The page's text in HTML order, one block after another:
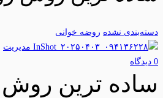
دسته‌بندی نشده روضه خوانی
مدیریت
0 دیدگاه‌
ساده ترین